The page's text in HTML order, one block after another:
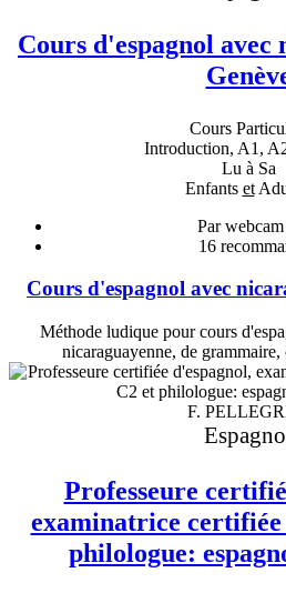
Cours d'espagnol avec
Cours
Introduction, A1,
Lu à Sa
Enfants et
Par
16
Cours d'espagnol avec
Méthode ludique pour cours
nicaraguayenne, de
F.
Professeure
examinatrice
philologue: